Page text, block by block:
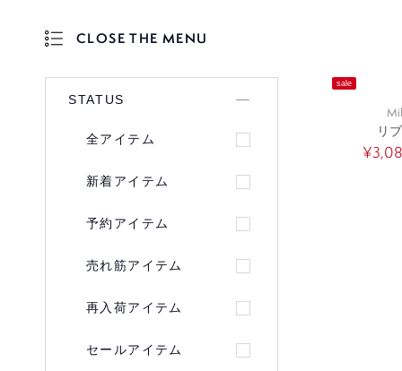
CLOSE THE MENU
STATUS
全アイテム
新着アイテム
予約アイテム
売れ筋アイテム
再入荷アイテム
セールアイテム
sale
リ